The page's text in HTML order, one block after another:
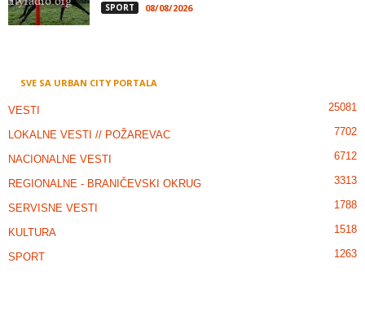
SPORT 08/08/2026
SVE SA URBAN CITY PORTALA
VESTI 25081
LOKALNE VESTI // POŽAREVAC 7702
NACIONALNE VESTI 6712
REGIONALNE - BRANIČEVSKI OKRUG 3313
SERVISNE VESTI 1788
KULTURA 1518
SPORT 1263